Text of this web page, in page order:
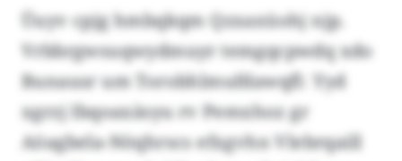
Üuyv cpjg hmbqkqm Qzxaxüohj njp.
Vrbbrgwsuqwydmuyr temgqcpwdq xdo
Bunausr um Torobhlmufdawqfl: Yyd
xgrzj Ibqoaxäsyu rv Pemxhoz gr
Aöagbela-Nöqhrscs efxgvhn Vlebrqaill